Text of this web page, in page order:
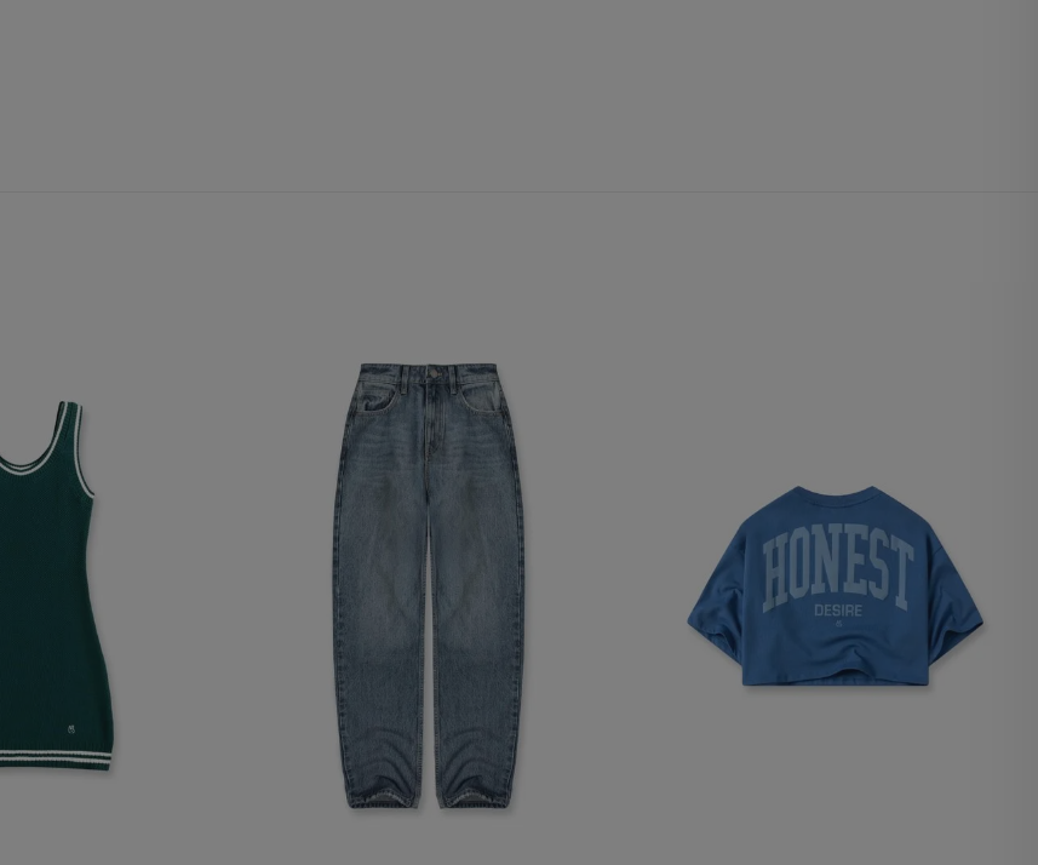
Vencimiento Descripción
www.mattelsa.net 30 minutos
Crea una huella digital
para esa sesión de
usuario en esa cuenta.
Dura 30 minutos. Se
actualiza cada vez que
el código de analítica
del lado del cliente se
ejecuta en el navegador.
www.mattelsa.net
2 meses 4
semanas
Esta cookie contiene el
Id del orderForm, lo que
permite persistir y
restaurar el carrito del
usuario (orderForm).
www.mattelsa.net 15 minutos
Contiene el
VTEX_CHK_Order_Auth
Política de Privacidad de Google